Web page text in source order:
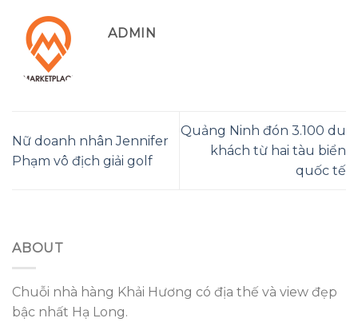
ADMIN
Nữ doanh nhân Jennifer
Phạm vô địch giải golf
Quảng Ninh đón 3.100 du
khách từ hai tàu biển
quốc tế
ABOUT
Chuỗi nhà hàng Khải Hương có địa thế và view đẹp
bậc nhất Hạ Long.